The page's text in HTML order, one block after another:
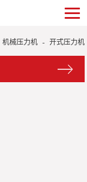
机械压力机 - 开式压力机